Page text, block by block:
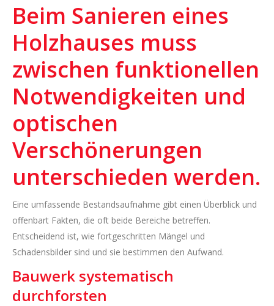
Beim Sanieren eines
Holzhauses muss
zwischen funktionellen
Notwendigkeiten und
optischen
Verschönerungen
unterschieden werden.
Eine umfassende Bestandsaufnahme gibt einen Überblick und
offenbart Fakten, die oft beide Bereiche betreffen.
Entscheidend ist, wie fortgeschritten Mängel und
Schadensbilder sind und sie bestimmen den Aufwand.
Bauwerk systematisch
durchforsten